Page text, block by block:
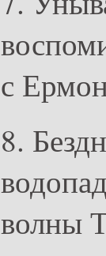
с
8.
волны